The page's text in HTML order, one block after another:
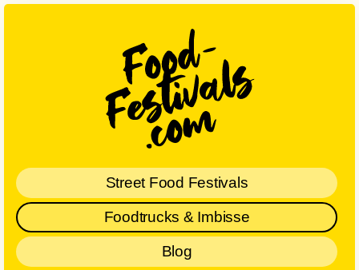
Street Food Festivals
Foodtrucks & Imbisse
Blog